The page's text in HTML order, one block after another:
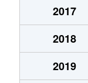
紫竹西南町
鷹峯土天井町
鷹峯土天井町
2017
2018
2019